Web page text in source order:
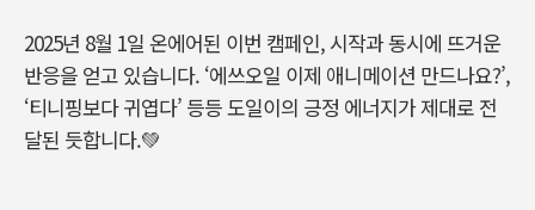
2025년 8월 1일 온에어된 이번 캠페인, 시작과 동시에 뜨거운
반응을 얻고 있습니다. ‘에쓰오일 이제 애니메이션 만드나요?’,
‘티니핑보다 귀엽다’ 등등 도일이의 긍정 에너지가 제대로 전
달된 듯합니다.💚